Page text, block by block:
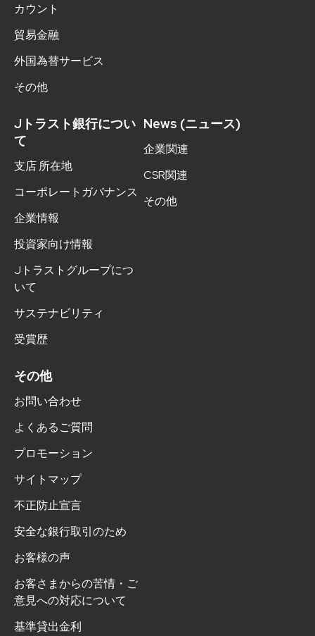
カウント
貿易金融
外国為替サービス
その他
Jトラスト銀行につい
て
支店 所在地
コーポレートガバナンス
企業情報
投資家向け情報
Jトラストグループにつ
いて
サステナビリティ
受賞歴
News (ニュース)
企業関連
CSR関連
その他
その他
お問い合わせ
よくあるご質問
プロモーション
サイトマップ
不正防止宣言
安全な銀行取引のため
お客様の声
お客さまからの苦情・ご
意見への対応について
基準貸出金利